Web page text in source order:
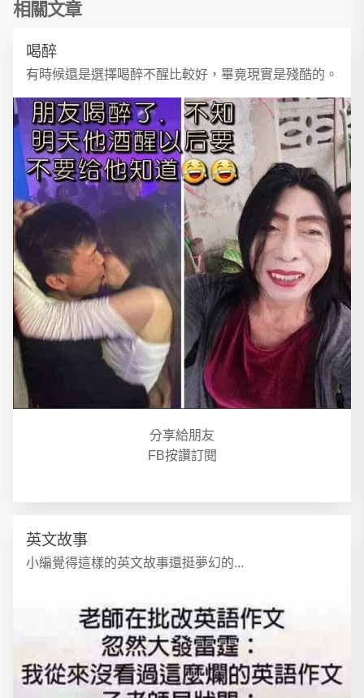
相關文章
喝醉
有時候還是選擇喝醉不醒比較好，畢竟現實是殘酷的。
分享給朋友
FB按讚訂閱
英文故事
小編覺得這樣的英文故事還挺夢幻的...